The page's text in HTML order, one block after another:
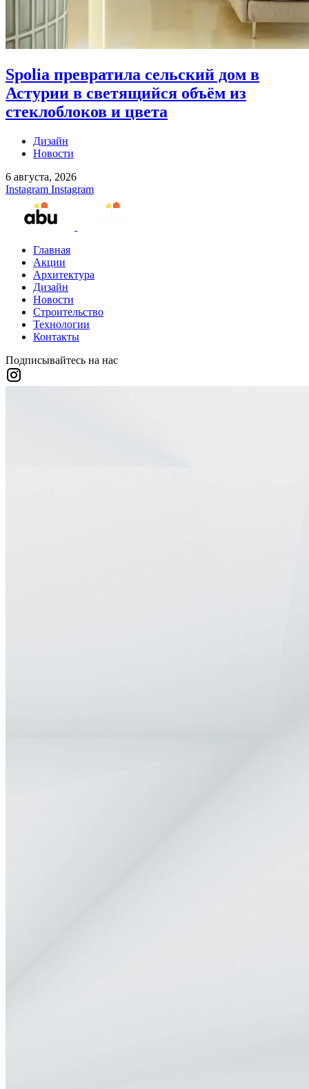
Spolia превратила сельский дом в
Астурии в светящийся объём из
стеклоблоков и цвета
Дизайн
Новости
6 августа, 2026
Instagram Instagram
Главная
Акции
Архитектура
Дизайн
Новости
Строительство
Технологии
Контакты
Подписывайтесь на нас